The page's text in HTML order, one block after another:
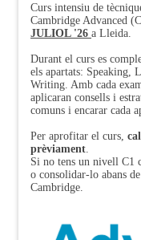
Curs intensiu de
Cambridge Advanced
JULIOL '26 a Lleida.
Durant el curs es
els apartats: Speaking,
Writing. Amb cada
aplicaran consells i
comuns i encarar cada
Per aprofitar el curs,
prèviament
Si no tens un nivell C1
o consolidar-lo abans
Cambridge.